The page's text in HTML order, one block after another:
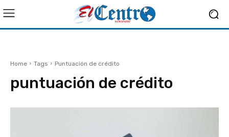
Home Tags Puntuación de crédito
puntuación de crédito